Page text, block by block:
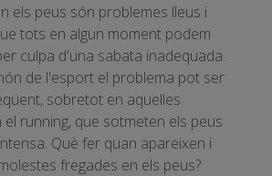
els peus són problemes lleus i
tots en algun moment podem
culpa d'una sabata inadequada.
de l'esport el problema pot ser
sobretot en aquelles
el running, que sotmeten els peus
Què fer quan apareixen i
fregades en els peus?